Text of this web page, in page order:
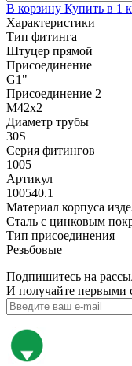
В корзину Купить в 1
Характеристики
Тип фитинга
Штуцер прямой
Присоединение
G1"
Присоединение 2
M42x2
Диаметр трубы
30S
Серия фитингов
1005
Артикул
100540.1
Материал корпуса
Сталь с цинковым
Тип присоединения
Резьбовые
Подпишитесь на
И получайте первыми